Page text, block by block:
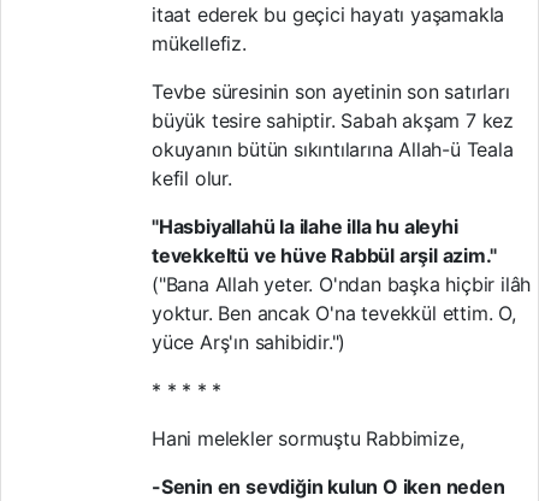
itaat ederek bu geçici hayatı yaşamakla
mükellefiz.
Tevbe süresinin son ayetinin son satırları
büyük tesire sahiptir. Sabah akşam 7 kez
okuyanın bütün sıkıntılarına Allah-ü Teala
kefil olur.
"Hasbiyallahü la ilahe illa hu aleyhi
tevekkeltü ve hüve Rabbül arşil azim."
("Bana Allah yeter. O'ndan başka hiçbir ilâh
yoktur. Ben ancak O'na tevekkül ettim. O,
yüce Arş'ın sahibidir.")
* * * * *
Hani melekler sormuştu Rabbimize,
-Senin en sevdiğin kulun O iken neden